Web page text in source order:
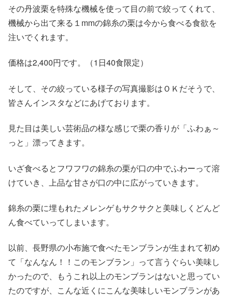
その丹波栗を特殊な機械を使って目の前で絞ってくれて、
機械から出て来る１mmの錦糸の栗は今から食べる食欲を
注いでくれます。
価格は2,400円です。（1日40食限定）
そして、その絞っている様子の写真撮影はＯＫだそうで、
皆さんインスタなどにあげております。
見た目は美しい芸術品の様な感じで栗の香りが「ふわぁ～
っと」漂ってきます。
いざ食べるとフワフワの錦糸の栗が口の中でふわーって溶
けていき、上品な甘さが口の中に広がっていきます。
錦糸の栗に埋もれたメレンゲもサクサクと美味しくどんど
ん食べていってしまいます。
以前、長野県の小布施で食べたモンブランが生まれて初め
て「なんなん！！このモンブラン」って言うぐらい美味し
かったので、もうこれ以上のモンブランはないと思ってい
たのですが、こんな近くにこんな美味しいモンブランがあ